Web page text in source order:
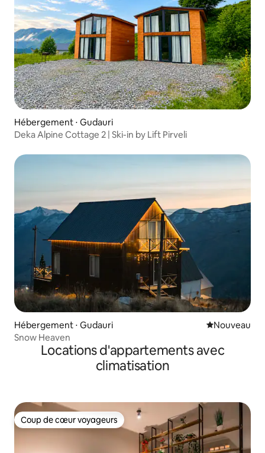
Hébergement ⋅ Gudauri
Deka Alpine Cottage 2 | Ski-in by Lift Pirveli
Hébergement ⋅ Gudauri Nouvel
Nouveau
Snow Heaven
Locations d'appartements avec
climatisation
Coup de cœur voyageurs
Coup de cœur voyageurs